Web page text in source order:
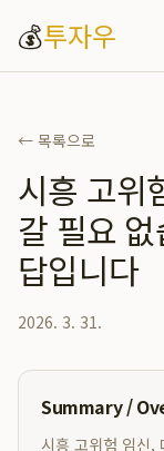
💰투자우
← 목록으로
시흥 고위
갈 필요
답입니다
2026. 3. 31.
Summary /
시흥 고위험 임신,